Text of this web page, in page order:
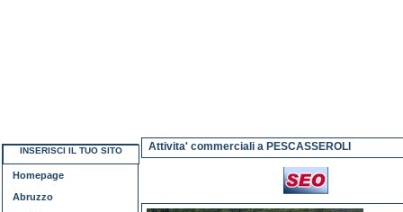
Attivita' commerciali a PESCASSEROLI
INSERISCI IL TUO SITO
Homepage
Abruzzo